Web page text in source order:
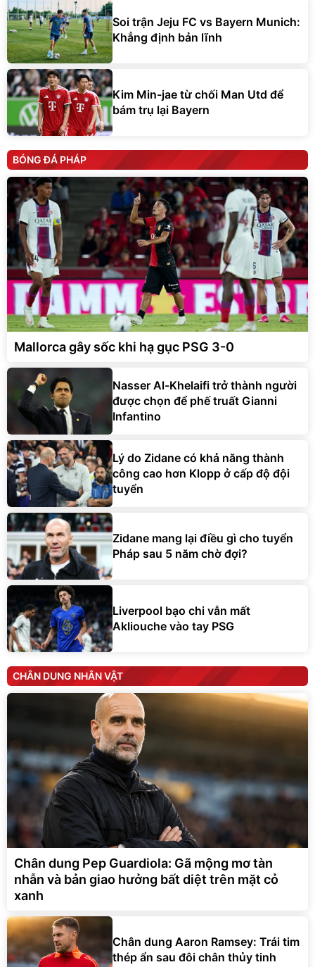
Soi trận Jeju FC vs Bayern Munich:
Khẳng định bản lĩnh
Kim Min-jae từ chối Man Utd để
bám trụ lại Bayern
BÓNG ĐÁ PHÁP
Mallorca gây sốc khi hạ gục PSG 3-0
Nasser Al-Khelaifi trở thành người
được chọn để phế truất Gianni
Infantino
Lý do Zidane có khả năng thành
công cao hơn Klopp ở cấp độ đội
tuyển
Zidane mang lại điều gì cho tuyển
Pháp sau 5 năm chờ đợi?
Liverpool bạo chi vẫn mất
Akliouche vào tay PSG
CHÂN DUNG NHÂN VẬT
Chân dung Pep Guardiola: Gã mộng mơ tàn
nhẫn và bản giao hưởng bất diệt trên mặt cỏ
xanh
Chân dung Aaron Ramsey: Trái tim
thép ẩn sau đôi chân thủy tinh